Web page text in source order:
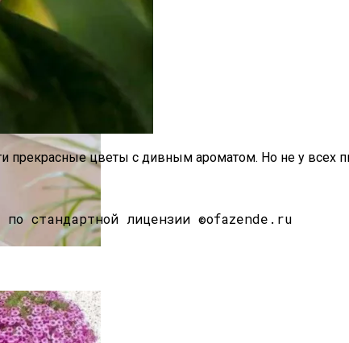
прекрасные цветы с дивным ароматом. Но не у всех
по стандартной лицензии ©ofazende.ru